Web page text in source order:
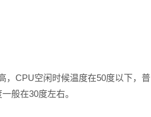
，CPU空闲时候温度在50度以下，普
般在30度左右。